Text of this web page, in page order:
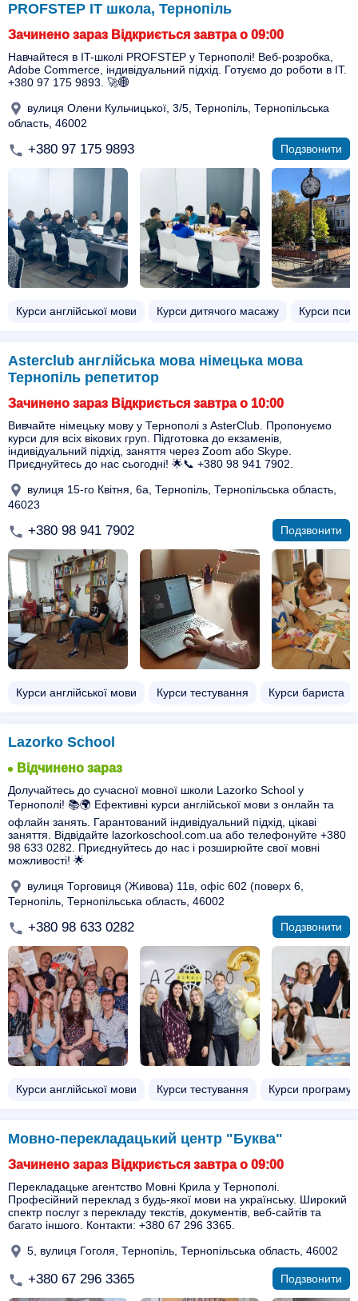
PROFSTEP ІТ школа, Тернопіль
Зачинено зараз Відкриється завтра о 09:00
Навчайтеся в IT-школі PROFSTEP у Тернополі! Веб-розробка,
Adobe Commerce, індивідуальний підхід. Готуємо до роботи в IT.
+380 97 175 9893. 🚀🌐
вулиця Олени Кульчицької, 3/5, Тернопіль, Тернопільська
область, 46002
+380 97 175 9893 Подзвонити
Курси англійської мови Курси дитячого масажу Курси
Asterclub англійська мова німецька мова
Тернопіль репетитор
Зачинено зараз Відкриється завтра о 10:00
Вивчайте німецьку мову у Тернополі з AsterClub. Пропонуємо
курси для всіх вікових груп. Підготовка до екзаменів,
індивідуальний підхід, заняття через Zoom або Skype.
Приєднуйтесь до нас сьогодні! 🌟📞 +380 98 941 7902.
вулиця 15-го Квітня, 6а, Тернопіль, Тернопільська область,
46023
+380 98 941 7902 Подзвонити
Курси англійської мови Курси тестування Курси бариста
Lazorko School
Відчинено зараз
Долучайтесь до сучасної мовної школи Lazorko School у
Тернополі! 📚🌍 Ефективні курси англійської мови з онлайн та
офлайн занять. Гарантований індивідуальний підхід, цікаві
заняття. Відвідайте lazorkoschool.com.ua або телефонуйте +380
98 633 0282. Приєднуйтесь до нас і розширюйте свої мовні
можливості! 🌟
вулиця Торговиця (Живова) 11в, офіс 602 (поверх 6,
Тернопіль, Тернопільська область, 46002
+380 98 633 0282 Подзвонити
Курси англійської мови Курси тестування Курси
Мовно-перекладацький центр "Буква"
Зачинено зараз Відкриється завтра о 09:00
Перекладацьке агентство Мовні Крила у Тернополі.
Професійний переклад з будь-якої мови на українську. Широкий
спектр послуг з перекладу текстів, документів, веб-сайтів та
багато іншого. Контакти: +380 67 296 3365.
5, вулиця Гоголя, Тернопіль, Тернопільська область, 46002
+380 67 296 3365 Подзвонити